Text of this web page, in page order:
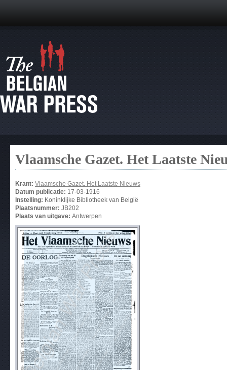
Vlaamsche Gazet. Het Laatste
Krant: Vlaamsche Gazet. Het Laatste Nieuws
Datum publicatie: 17-03-1916
Instelling: Koninklijke Bibliotheek van België
Plaatsnummer: JB202
Plaats van uitgave: Antwerpen